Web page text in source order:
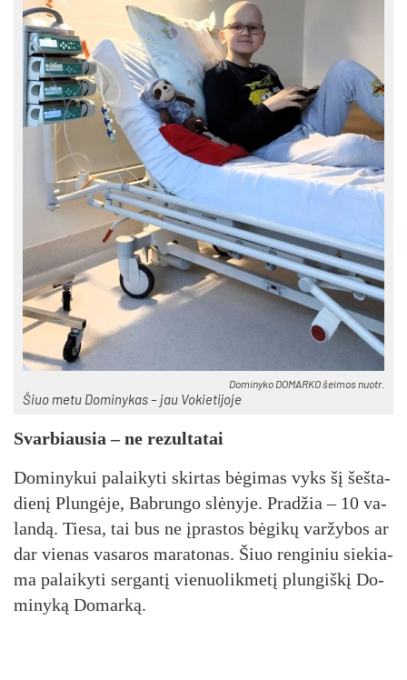
Do­mi­ny­ko DO­MAR­KO šei­mos nuo­tr.
Šiuo me­tu Do­mi­ny­kas – jau Vo­kie­ti­jo­je
Svar­biau­sia – ne re­zul­ta­tai
Do­mi­ny­kui pa­lai­ky­ti skir­tas bė­gi­mas vyks šį šeš­ta­
die­nį Plun­gė­je, Bab­run­go slė­ny­je. Pra­džia – 10 va­
lan­dą. Tie­sa, tai bus ne įpras­tos bė­gi­kų var­žy­bos ar
dar vie­nas va­sa­ros ma­ra­to­nas. Šiuo ren­gi­niu sie­kia­
ma pa­lai­ky­ti ser­gan­tį vie­nuo­lik­me­tį plun­giš­kį Do­
mi­ny­ką Do­mar­ką.